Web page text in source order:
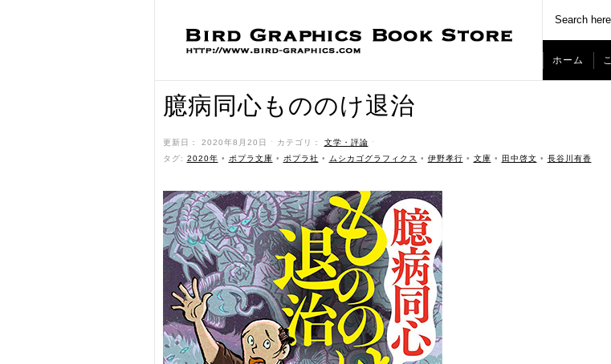
ホーム
臆病同心もののけ退治
更新日： 2020年8月20日 ˑ カテゴリ： 文学・評論 ˑ
タグ: 2020年 • ポプラ文庫 • ポプラ社 • ムシカゴグラフィクス • 伊野孝行 • 文庫 • 田中啓文 • 長谷川有香